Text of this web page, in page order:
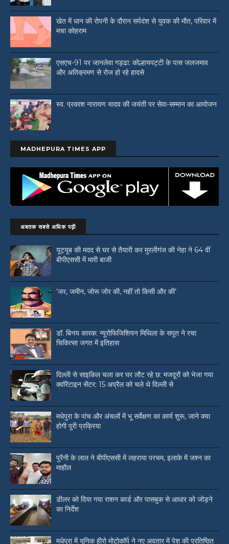
खेत में धान की रोपनी के दौरान सर्पदंश से युवक की मौत, परिवार में
मचा कोहराम
एसएच-91 पर जानलेवा गड्ढा: कोल्हायपट्टी के पास जलजमाव
और अतिक्रमण से रोज हो रहे हादसे
स्व. प्रकाश नारायण यादव की जयंती पर सेवा-सम्मान का आयोजन
MADHEPURA TIMES APP
अबतक सबसे अधिक पढ़ी
यूट्यूब की मदद से घर से तैयारी कर मुरलीगंज की नेहा ने 64 वीं
बीपीएससी में मारी बाजी
‘जर, जमीन, जोरू जोर की, नहीं तो किसी और की’
डॉ. बिनय कारक: न्यूरोफिजिशियन मिथिला के सपूत ने रचा
चिकित्सा जगत में इतिहास
दिल्ली से साइकिल चला कर घर लौट रहे छ: मजदूरों को भेजा गया
क्वॉरेंटाइन सेंटर: 15 अप्रैल को चले थे दिल्ली से
मधेपुरा के पांच और अंचलों में भू सर्वेक्षण का कार्य शुरू, जाने क्या
होगी पूरी प्रक्रिया
पुरैनी के लाल ने बीपीएससी में लहराया परचम, इलाके में जश्न का
माहौल
डीलर को दिया गया राशन कार्ड और पासबुक से आधार को जोड़ने
का निर्देश
मधेपुरा में यूनिक हीरो मोटोकॉर्प ने नए अवतार में पेश की प्रतिष्ठित